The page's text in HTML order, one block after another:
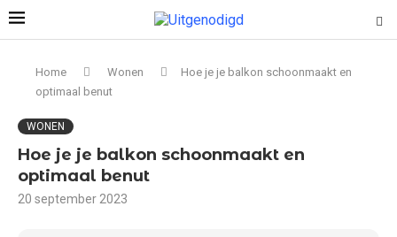
Home Wonen
Hoe je je balkon schoonmaakt en
optimaal benut
WONEN
Hoe je je balkon schoonmaakt en
optimaal benut
20 september 2023